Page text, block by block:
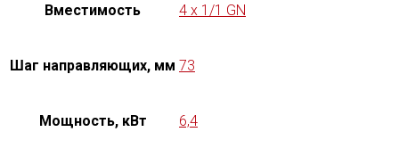
Вместимость 4 x 1/1 GN
Шаг направляющих, мм 73
Мощность, кВт 6,4